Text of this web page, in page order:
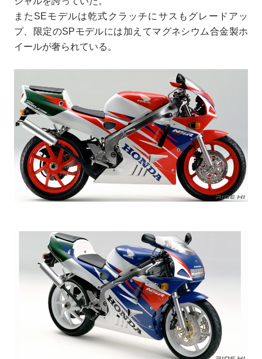
またSEモデルは乾式クラッチにサスもグレードアッ
プ、限定のSPモデルには加えてマグネシウム合金製ホ
イールが奢られている。